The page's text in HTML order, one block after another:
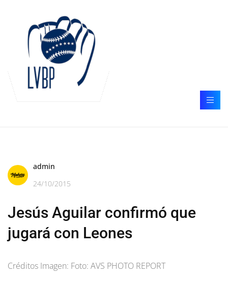
admin
24/10/2015
Jesús Aguilar confirmó que
jugará con Leones
Créditos Imagen: Foto: AVS PHOTO REPORT